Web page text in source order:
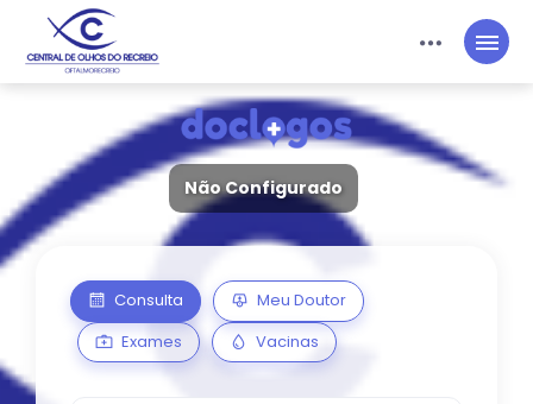
Particular
Não Configurado
Consulta
Meu Doutor
Exames
Vacinas